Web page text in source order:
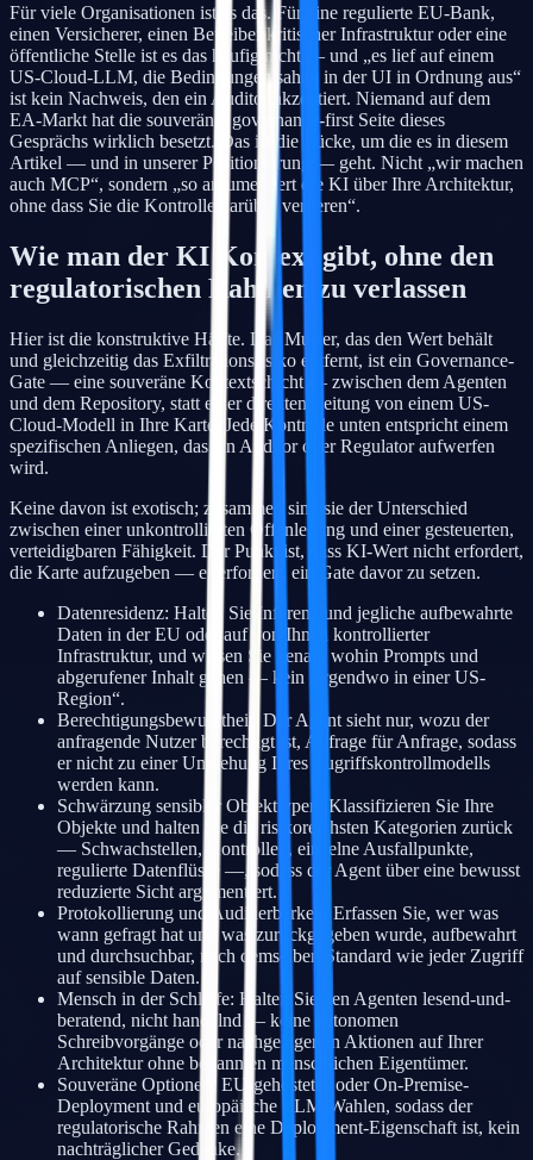
Für viele Organisationen ist es das. Für eine regulierte EU-Bank,
einen Versicherer, einen Betreiber kritischer Infrastruktur oder eine
öffentliche Stelle ist es das häufig nicht — und „es lief auf einem
US-Cloud-LLM, die Bedingungen sahen in der UI in Ordnung aus“
ist kein Nachweis, den ein Auditor akzeptiert. Niemand auf dem
EA-Markt hat die souveräne, governance-first Seite dieses
Gesprächs wirklich besetzt. Das ist die Lücke, um die es in diesem
Artikel — und in unserer Positionierung — geht. Nicht „wir machen
auch MCP“, sondern „so argumentiert die KI über Ihre Architektur,
ohne dass Sie die Kontrolle darüber verlieren“.
Wie man der KI Kontext gibt, ohne den
regulatorischen Rahmen zu verlassen
Hier ist die konstruktive Hälfte. Das Muster, das den Wert behält
und gleichzeitig das Exfiltrationsrisiko entfernt, ist ein Governance-
Gate — eine souveräne Kontextschicht — zwischen dem Agenten
und dem Repository, statt einer direkten Leitung von einem US-
Cloud-Modell in Ihre Karte. Jede Kontrolle unten entspricht einem
spezifischen Anliegen, das ein Auditor oder Regulator aufwerfen
wird.
Keine davon ist exotisch; zusammen sind sie der Unterschied
zwischen einer unkontrollierten Offenlegung und einer gesteuerten,
verteidigbaren Fähigkeit. Der Punkt ist, dass KI-Wert nicht erfordert,
die Karte aufzugeben — er erfordert, ein Gate davor zu setzen.
Datenresidenz: Halten Sie Inferenz und jegliche aufbewahrte
Daten in der EU oder auf von Ihnen kontrollierter
Infrastruktur, und wissen Sie genau, wohin Prompts und
abgerufener Inhalt gehen — kein „irgendwo in einer US-
Region“.
Berechtigungsbewusstheit: Der Agent sieht nur, wozu der
anfragende Nutzer berechtigt ist, Anfrage für Anfrage, sodass
er nicht zu einer Umgehung Ihres Zugriffskontrollmodells
werden kann.
Schwärzung sensibler Objekttypen: Klassifizieren Sie Ihre
Objekte und halten Sie die risikoreichsten Kategorien zurück
— Schwachstellen, Kontrollen, einzelne Ausfallpunkte,
regulierte Datenflüsse —, sodass der Agent über eine bewusst
reduzierte Sicht argumentiert.
Protokollierung und Auditierbarkeit: Erfassen Sie, wer was
wann gefragt hat und was zurückgegeben wurde, aufbewahrt
und durchsuchbar, nach demselben Standard wie jeder Zugriff
auf sensible Daten.
Mensch in der Schleife: Halten Sie den Agenten lesend-und-
beratend, nicht handelnd — keine autonomen
Schreibvorgänge oder nachgelagerten Aktionen auf Ihrer
Architektur ohne benannten menschlichen Eigentümer.
Souveräne Optionen: EU-gehostetes oder On-Premise-
Deployment und europäische LLM-Wahlen, sodass der
regulatorische Rahmen eine Deployment-Eigenschaft ist, kein
nachträglicher Gedanke.